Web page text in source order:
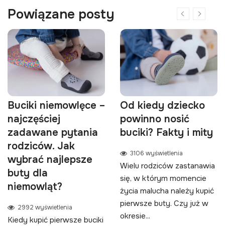
Powiązane posty
Buciki niemowlęce –
najczęściej
zadawane pytania
rodziców. Jak
wybrać najlepsze
buty dla
niemowląt?
2992 wyświetlenia
Kiedy kupić pierwsze buciki
Od kiedy dziecko
powinno nosić
buciki? Fakty i mity
3106 wyświetlenia
Wielu rodziców zastanawia
się, w którym momencie
życia malucha należy kupić
pierwsze buty. Czy już w
okresie...